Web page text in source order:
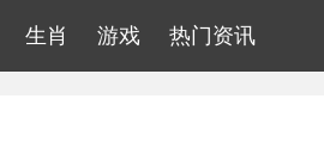
生肖 游戏 热门资讯